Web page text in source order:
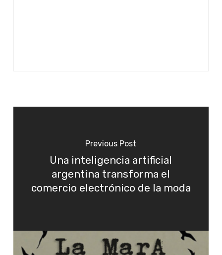
Previous Post
Una inteligencia artificial
argentina transforma el
comercio electrónico de la moda